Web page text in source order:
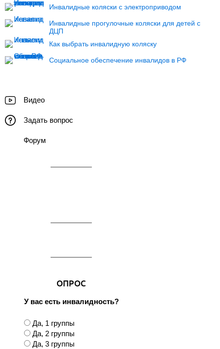
Инвалидные коляски с электроприводом
Инвалидные прогулочные коляски для детей с
ДЦП
Как выбрать инвалидную коляску
Социальное обеспечение инвалидов в РФ
Видео
Задать вопрос
Форум
ОПРОС
У вас есть инвалидность?
В
а
р
Да, 1 группы
Да, 2 группы
Да, 3 группы